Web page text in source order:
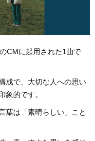
CMに起用された1曲で
成で、大切な人への思い
象的です。
葉は「素晴らしい」こと